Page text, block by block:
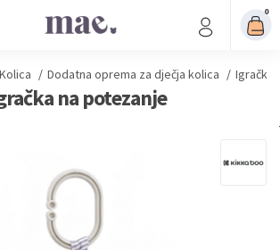
0
Kolica / Dodatna oprema za dječja kolica / Igračke
na potezanje